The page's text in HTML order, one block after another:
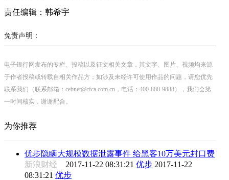
责任编辑：韩希宇
免责声明：
电子银行网发布的专栏、投稿以及征文相关文章，其文字、图片、视频均来源
于作者投稿或转载自相关作品方；如涉及未经许可使用作品的问题，请您优先
联系我们（联系邮箱：cebnet@cfca.com.cn，电话：400-880-9888），我们会第
一时间核实，谢谢配合。
为你推荐
优步隐瞒大规模数据泄露事件 给黑客10万美元封口费
新浪财经 2017-11-22 08:31:21 优步 2017-11-22
08:31:21 优步